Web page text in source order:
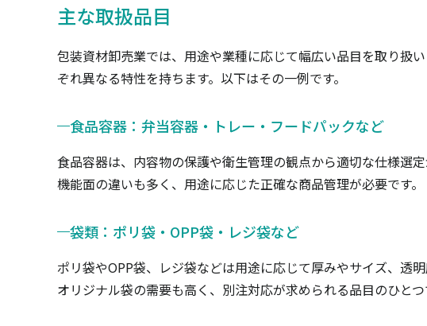
主な取扱品目
包装資材卸売業では、用途や業種に応じて幅広い品目を取り扱
ぞれ異なる特性を持ちます。以下はその一例です。
食品容器：弁当容器・トレー・フードパックなど
食品容器は、内容物の保護や衛生管理の観点から適切な仕様選
機能面の違いも多く、用途に応じた正確な商品管理が必要です。
袋類：ポリ袋・OPP袋・レジ袋など
ポリ袋やOPP袋、レジ袋などは用途に応じて厚みやサイズ、透
オリジナル袋の需要も高く、別注対応が求められる品目のひとつ